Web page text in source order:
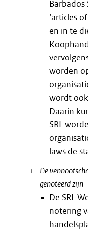
Barbados
’articles
en in te
worden
wordt ook
Daarin
SRL
laws de
De
genoteerd zijn
De SRL
notering